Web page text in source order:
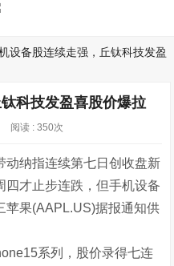
设备股连续走强，丘钛科技发盈
科技发盈喜股价爆拉
阅读 : 350次
纳指连续第七日创收盘新
四才止步连跌，但手机设备
苹果(AAPL.US)据报通知供
系列，股价录得七连